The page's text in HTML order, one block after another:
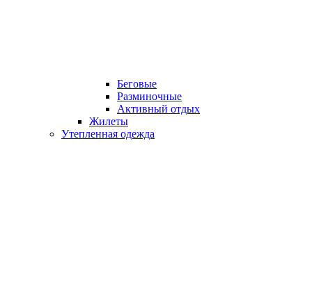
Беговые
Разминочные
Активный отдых
Жилеты
Утепленная одежда